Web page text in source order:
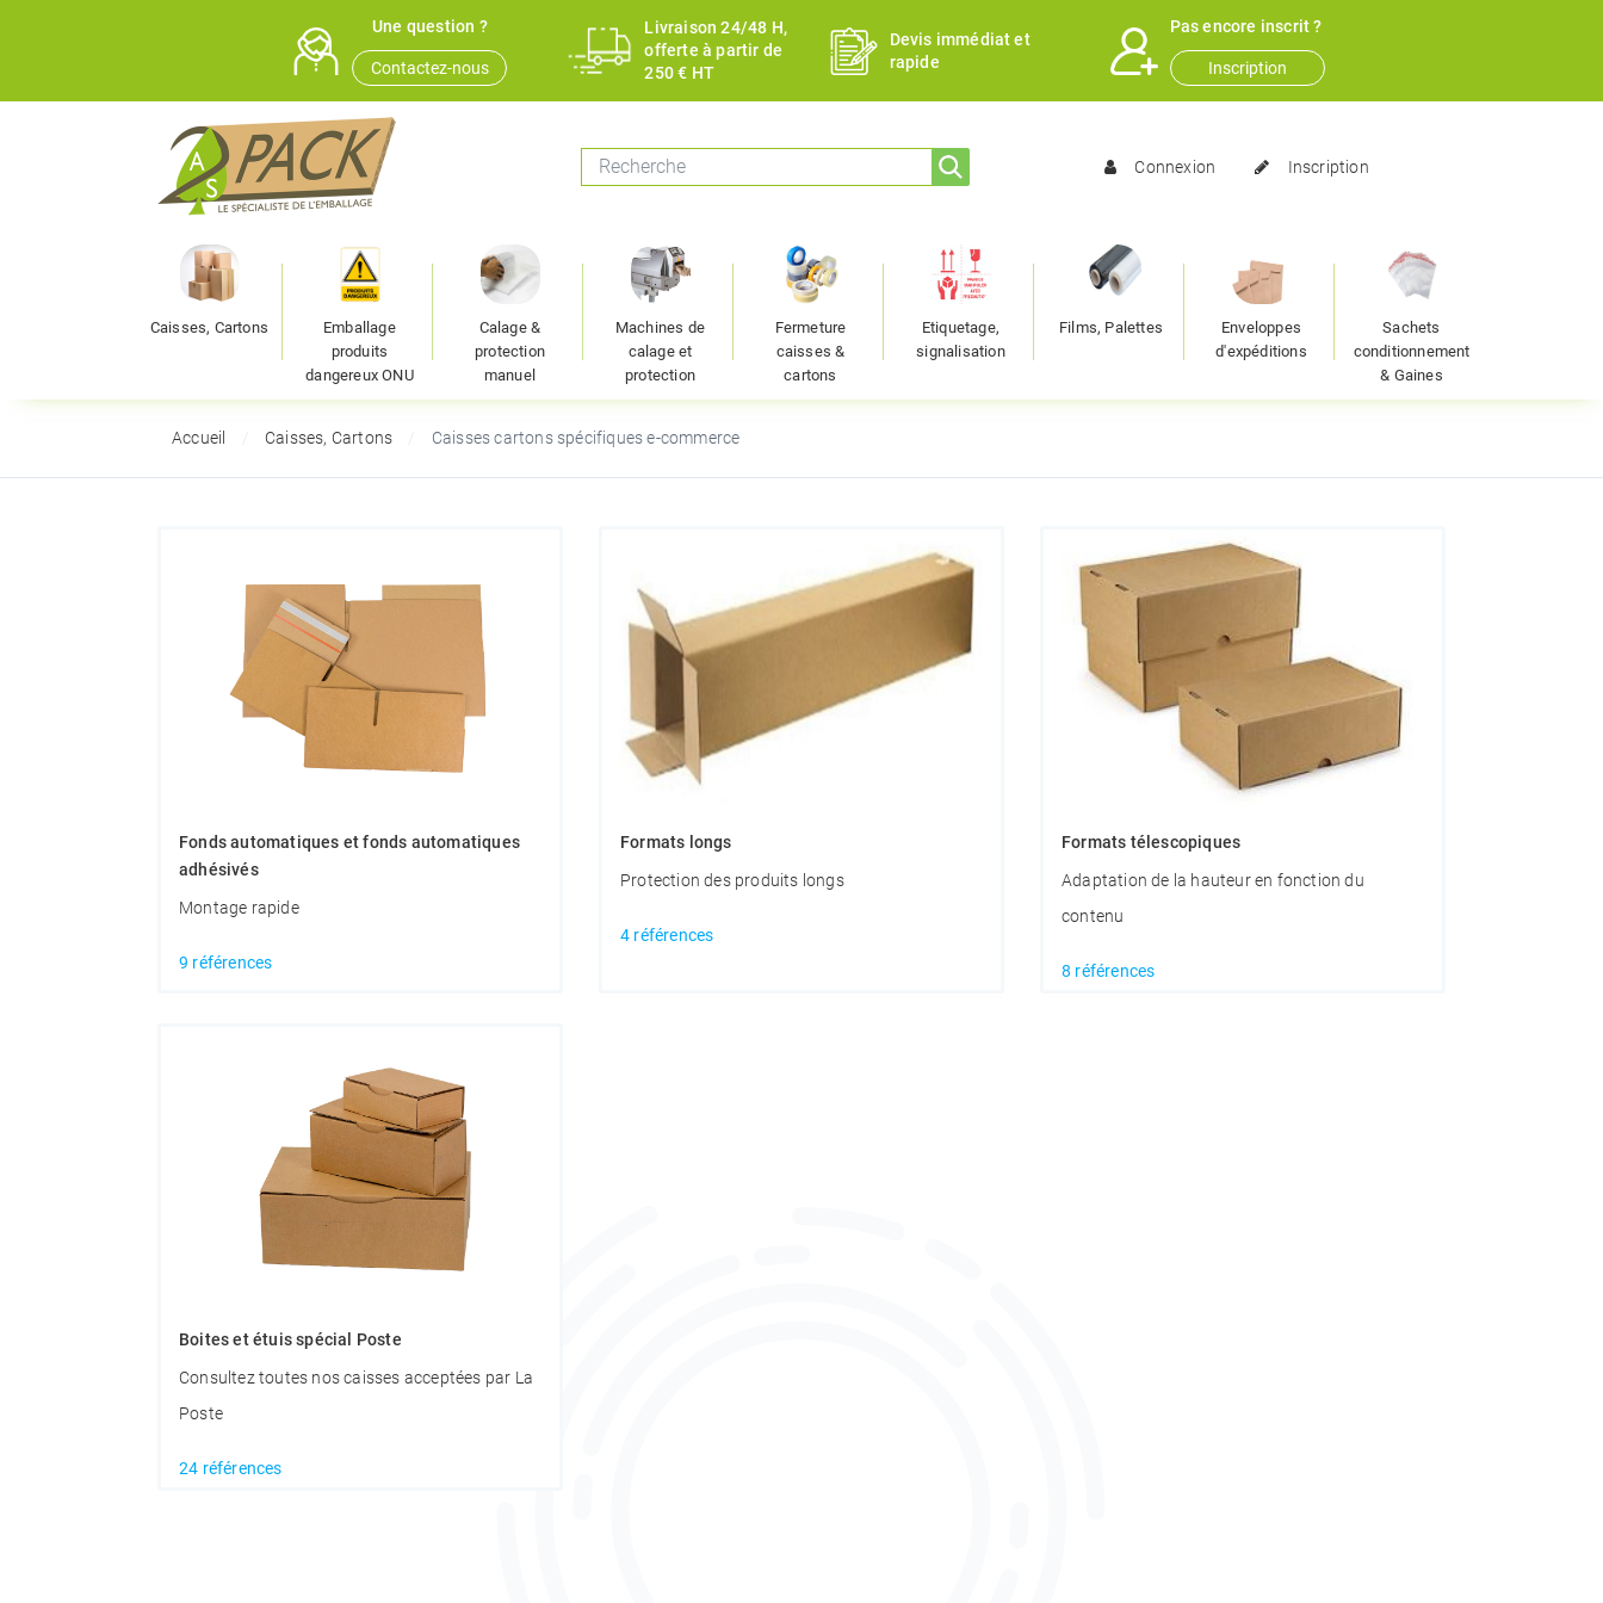
Une question ?
Contactez-nous
Livraison 24/48 H,
offerte à partir de
250 € HT
Devis immédiat et
rapide
Pas encore inscrit ?
Inscription
Connexion Inscription
Caisses, Cartons
Emballage
produits
dangereux ONU
Calage &
protection
manuel
Machines de
calage et
protection
Fermeture
caisses &
cartons
Etiquetage,
signalisation
Films, Palettes
Enveloppes
d'expéditions
Sachets
conditionnement
& Gaines
Accueil Caisses, Cartons Caisses cartons spécifiques e-commerce
Fonds automatiques et fonds automatiques
adhésivés
Montage rapide
9 références
Formats longs
Protection des produits longs
4 références
Formats télescopiques
Adaptation de la hauteur en fonction du
contenu
8 références
Boites et étuis spécial Poste
Consultez toutes nos caisses acceptées par La
Poste
24 références